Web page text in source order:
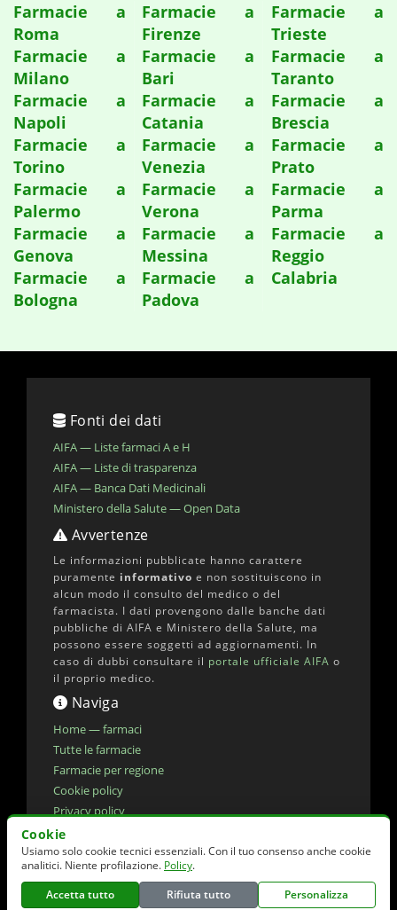
Farmacie a
Roma
Farmacie a
Milano
Farmacie a
Napoli
Farmacie a
Torino
Farmacie a
Palermo
Farmacie a
Genova
Farmacie a
Bologna
Farmacie a
Firenze
Farmacie a
Bari
Farmacie a
Catania
Farmacie a
Venezia
Farmacie a
Verona
Farmacie a
Messina
Farmacie a
Padova
Farmacie a
Trieste
Farmacie a
Taranto
Farmacie a
Brescia
Farmacie a
Prato
Farmacie a
Parma
Farmacie a
Reggio
Calabria
Fonti dei dati
AIFA — Liste farmaci A e H
AIFA — Liste di trasparenza
AIFA — Banca Dati Medicinali
Ministero della Salute — Open Data
Avvertenze
Le informazioni pubblicate hanno carattere
puramente informativo e non sostituiscono in
alcun modo il consulto del medico o del
farmacista. I dati provengono dalle banche dati
pubbliche di AIFA e Ministero della Salute, ma
possono essere soggetti ad aggiornamenti. In
caso di dubbi consultare il portale ufficiale AIFA o
il proprio medico.
Naviga
Home — farmaci
Tutte le farmacie
Farmacie per regione
Cookie policy
Privacy policy
Dichiarazione di accessibilita'
Preferenze cookie
© 2026 elencofarmaci.it | Dati farmaci:AIFA
Cookie
Usiamo solo cookie tecnici essenziali. Con il tuo consenso anche cookie
analitici. Niente profilazione. Policy.
Accetta tutto
Rifiuta tutto Personalizza